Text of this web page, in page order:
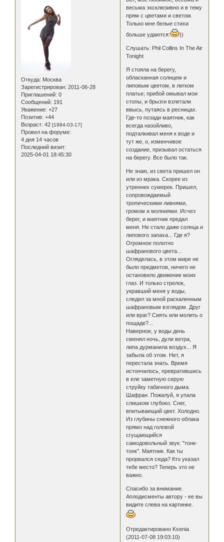
Откуда: Москва
Зарегистрирован: 2011-06-28
Приглашений: 0
Сообщений: 191
Уважение: +27
Позитив: +44
Возраст: 42 [1984-03-17]
Провел на форуме:
4 дня 14 часов
Последний визит:
2025-04-01 18:45:30
весьма эксклюзивно и в тему
прям с цветами и светом.
Только мне белые стихи
больше удаются:
))
Слушать: Phil Collins In The Air
Tonight
Я стояла на берегу,
обласканная солнцем и
липовым цветом, в легком
платье; прибой омывал мои
стопы, и брызги взлетали
ввысь, путаясь в ресницах.
Где-то позади маятник, как
всегда назойливо,
подталкивал меня к воде и
тут же, о, изменчивое
создание, призывал остаться
на берегу. Все было так.
Не знаю, из света пришел он
или из мрака. Скорее из
утренних сумерек. Пришел,
сопровождаемый
тропическими ливнями,
громом и молниями. Исчез
берег, и маятник предал
меня. Не стало даже солнца и
липового запаха... Где я?
Огромное полотно
шафранового цвета...
Огляделась, в этом мире не
было предметов, ничего не
остановило движение моих
глаз. И только стрелок,
укравший меня у воды,
следил за мной раскаленным
шафрановым взглядом. Друг
или враг? Сиять или молить о
пощаде?...
Наверное, у воды день
сменял ночь, дули ветра,
липа дурманила воздух... Я
забыла об этом. Нет, я
перестала знать. Время
истончилось, превратившись
в еле заметную серую
струйку табачного дыма.
Шафран. Пожалуй, я упала
слишком глубоко. Снег,
впитывающий цвет. Холодно.
Из глубины снежного облака
прямо над головой
сгущающийся
самодовольный звук: "тонк-
тонк". Маятник. Как ты
прорвался сюда? Кто указал
тебе место? Теперь это не
важно.
Спасибо за внимание.
Аплодисменты автору - ее вы
видите слева на картинке.
Отредактировано Ksenia
(2011-07-08 19:03:10)